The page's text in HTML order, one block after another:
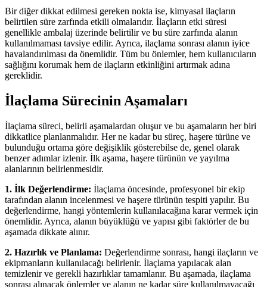
Bir diğer dikkat edilmesi gereken nokta ise, kimyasal ilaçların
belirtilen süre zarfında etkili olmalarıdır. İlaçların etki süresi
genellikle ambalaj üzerinde belirtilir ve bu süre zarfında alanın
kullanılmaması tavsiye edilir. Ayrıca, ilaçlama sonrası alanın iyice
havalandırılması da önemlidir. Tüm bu önlemler, hem kullanıcıların
sağlığını korumak hem de ilaçların etkinliğini artırmak adına
gereklidir.
İlaçlama Sürecinin Aşamaları
İlaçlama süreci, belirli aşamalardan oluşur ve bu aşamaların her biri
dikkatlice planlanmalıdır. Her ne kadar bu süreç, haşere türüne ve
bulunduğu ortama göre değişiklik gösterebilse de, genel olarak
benzer adımlar izlenir. İlk aşama, haşere türünün ve yayılma
alanlarının belirlenmesidir.
1. İlk Değerlendirme: İlaçlama öncesinde, profesyonel bir ekip
tarafından alanın incelenmesi ve haşere türünün tespiti yapılır. Bu
değerlendirme, hangi yöntemlerin kullanılacağına karar vermek için
önemlidir. Ayrıca, alanın büyüklüğü ve yapısı gibi faktörler de bu
aşamada dikkate alınır.
2. Hazırlık ve Planlama: Değerlendirme sonrası, hangi ilaçların ve
ekipmanların kullanılacağı belirlenir. İlaçlama yapılacak alan
temizlenir ve gerekli hazırlıklar tamamlanır. Bu aşamada, ilaçlama
sonrası alınacak önlemler ve alanın ne kadar süre kullanılmayacağı